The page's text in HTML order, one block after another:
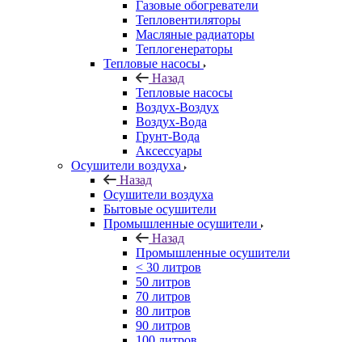
Газовые обогреватели
Тепловентиляторы
Масляные радиаторы
Теплогенераторы
Тепловые насосы
Назад
Тепловые насосы
Воздух-Воздух
Воздух-Вода
Грунт-Вода
Аксессуары
Осушители воздуха
Назад
Осушители воздуха
Бытовые осушители
Промышленные осушители
Назад
Промышленные осушители
< 30 литров
50 литров
70 литров
80 литров
90 литров